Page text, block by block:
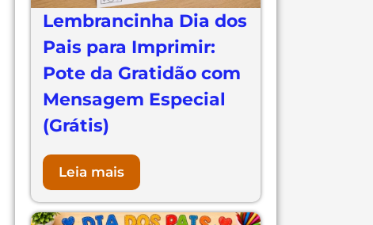
Lembrancinha Dia dos
Pais para Imprimir:
Pote da Gratidão com
Mensagem Especial
(Grátis)
Leia mais